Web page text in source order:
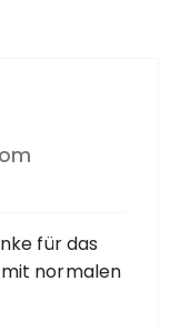
für das
normalen